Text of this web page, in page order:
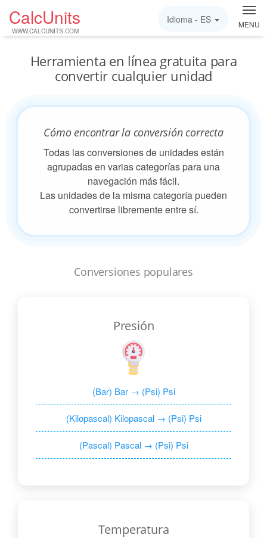
CalcUnits
WWW.CALCUNITS.COM
MENU
Idioma - ES
Herramienta en línea gratuita para
convertir cualquier unidad
Cómo encontrar la conversión correcta
Todas las conversiones de unidades están
agrupadas en varias categorías para una
navegación más fácil.
Las unidades de la misma categoría pueden
convertirse libremente entre sí.
Conversiones populares
Presión
(Bar) Bar → (Psi) Psi
(Kilopascal) Kilopascal → (Psi) Psi
(Pascal) Pascal → (Psi) Psi
Temperatura